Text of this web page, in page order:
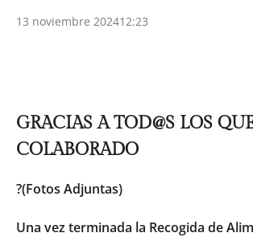
13 noviembre 202412:23
GRACIAS A TOD@S LOS
COLABORADO
?(Fotos Adjuntas)
Una vez terminada la Recogida de